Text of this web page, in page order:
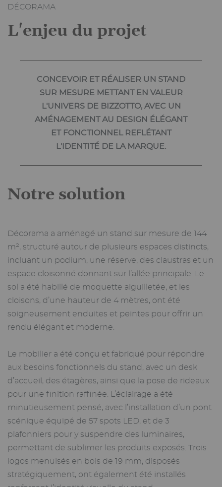
DÉCORAMA
L'enjeu du projet
CONCEVOIR ET RÉALISER UN STAND
SUR MESURE METTANT EN VALEUR
L'UNIVERS DE BIZZOTTO, AVEC UN
AMÉNAGEMENT AU DESIGN ÉLÉGANT
ET FONCTIONNEL REFLÉTANT
L'IDENTITÉ DE LA MARQUE.
Notre solution
Décorama a aménagé un stand sur mesure de 144
m², structuré autour de plusieurs espaces distincts,
incluant un podium, une réserve, des claustras et un
espace cloisonné donnant sur l’allée principale. Le
sol a été habillé de moquette aiguilletée, et les
cloisons, d’une hauteur de 4 mètres, ont été
soigneusement enduites et peintes pour offrir un
rendu élégant et moderne.
Le mobilier a été conçu et fabriqué pour répondre
aux besoins fonctionnels du stand, avec un desk
d’accueil, des étagères, ainsi que la pose de rideaux
pour une finition raffinée. L’éclairage a été
minutieusement pensé, avec l’installation d’un pont
scénique équipé de 57 spots LED, et de 3
plafonniers pour y suspendre des luminaires,
permettant de sublimer les produits exposés. Trois
logos menuisés en bois de 19 mm, disposés
stratégiquement, ont également été installés